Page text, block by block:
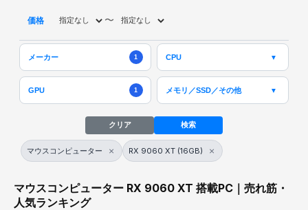
価格 〜
メーカー 1 CPU ▼
GPU 1 メモリ／SSD／その他 ▼
クリア 検索
マウスコンピューター × RX 9060 XT (16GB) ×
マウスコンピューター RX 9060 XT 搭載PC｜売れ筋・
人気ランキング